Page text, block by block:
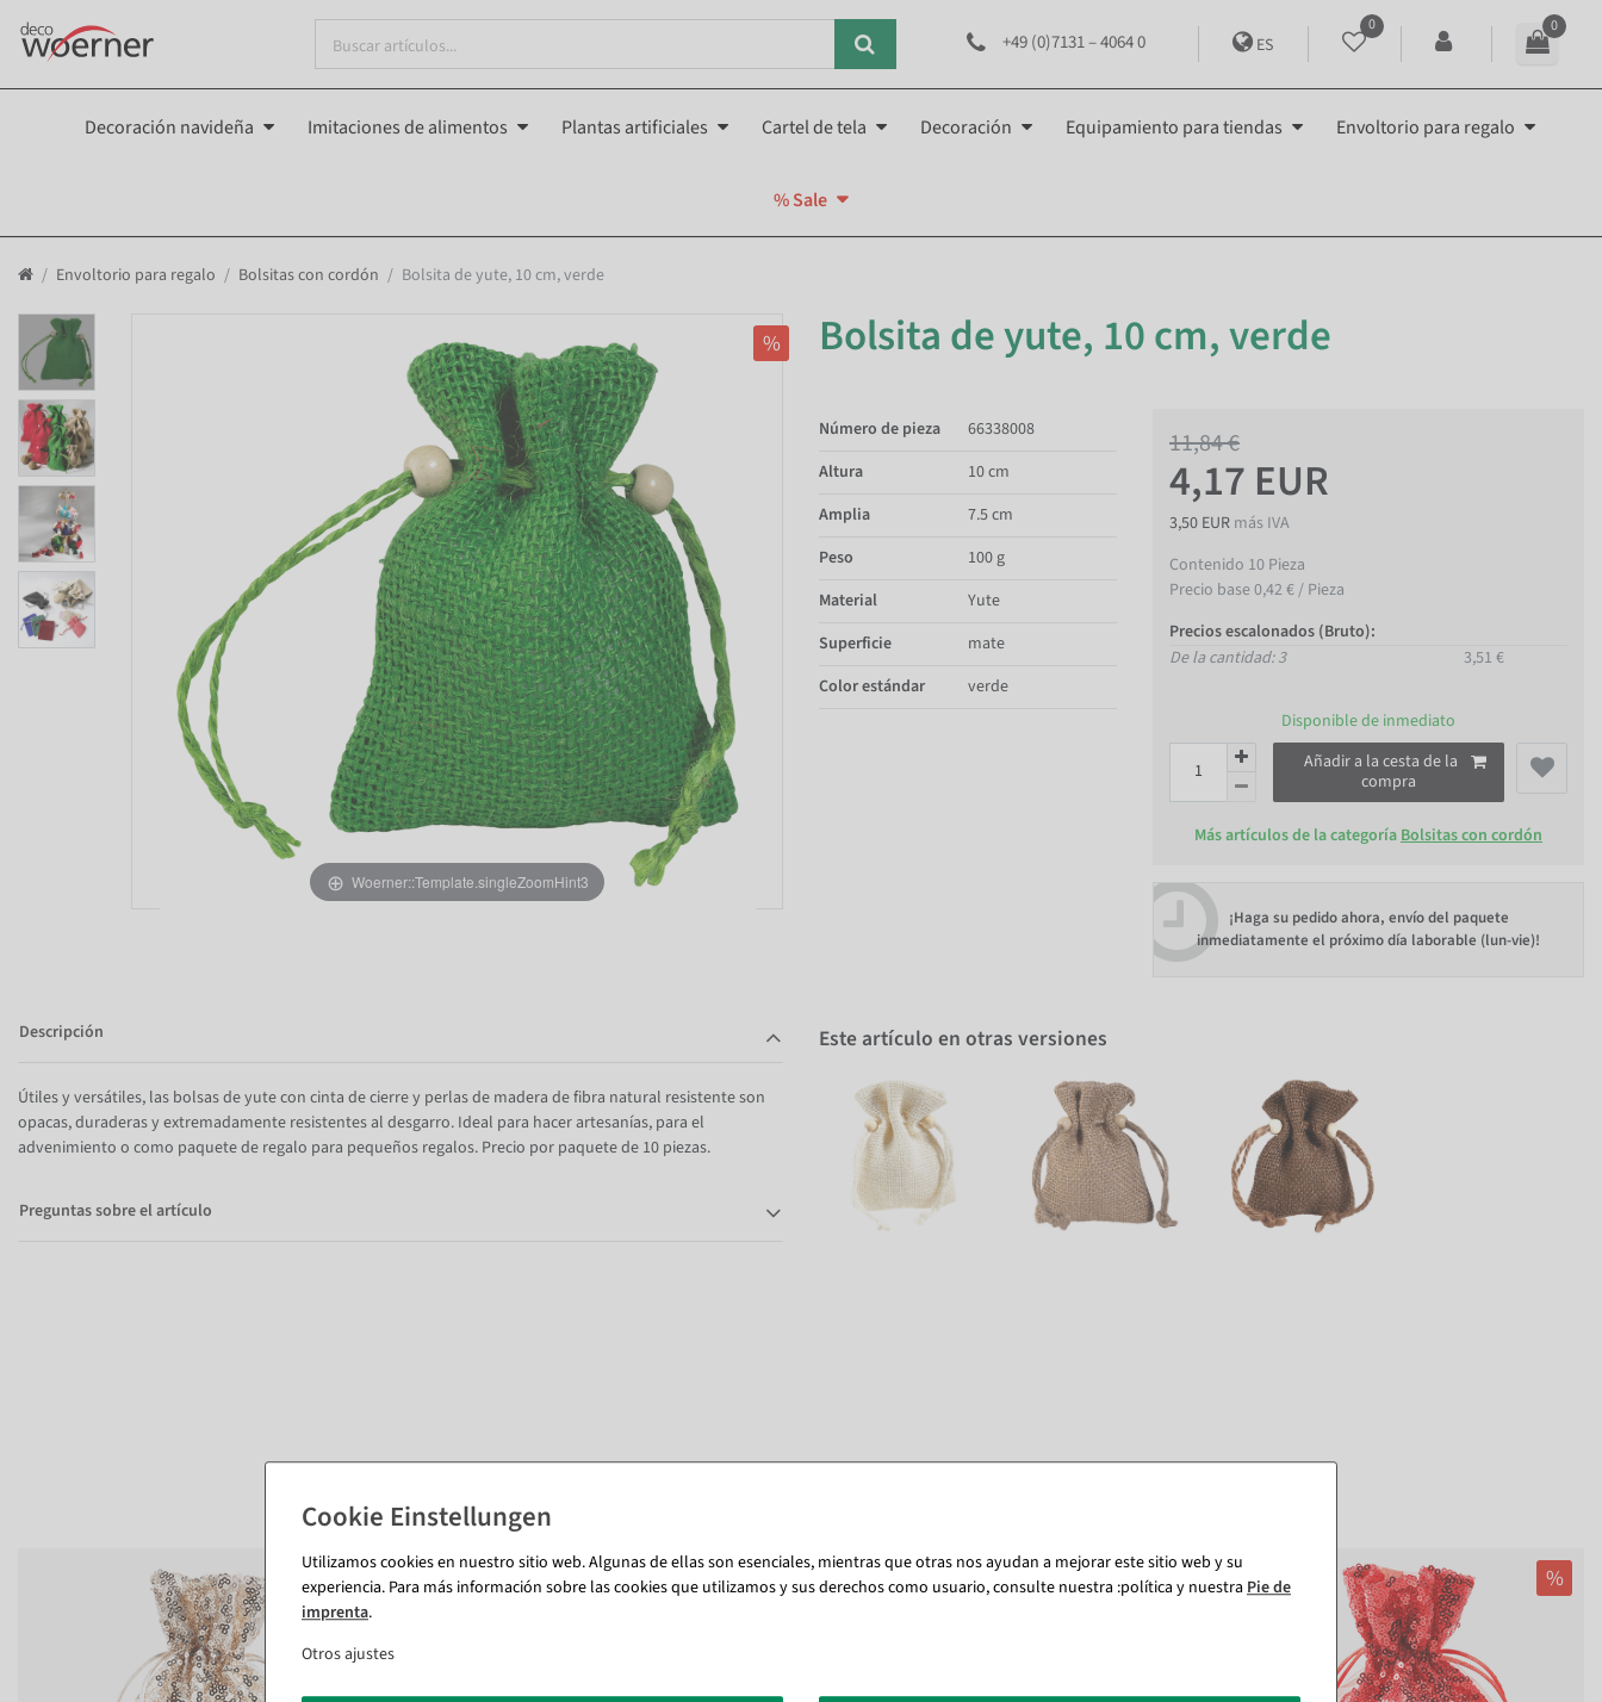
+49 (0)7131 – 4064 0 ES
0 0
Decoración navideña Imitaciones de alimentos Plantas artificiales Cartel de tela Decoración Equipamiento para tiendas Envoltorio para regalo
% Sale
Envoltorio para regalo Bolsitas con cordón Bolsita de yute, 10 cm, verde
Woerner::Template.singleZoomHint3
% Bolsita de yute, 10 cm, verde
11,84 €
4,17 EUR
3,50 EUR más IVA
Contenido 10 Pieza
Precio base0,42 € / Pieza
Precios escalonados (Bruto):
De la cantidad: 3
3,51 €
Disponible de inmediato
Añadir a la cesta de la
compra
Más artículos de la categoría Bolsitas con cordón
¡Haga su pedido ahora, envío del paquete
inmediatamente el próximo día laborable (lun-vie)!
Número de pieza
66338008
Altura
10 cm
Amplia
7.5 cm
Peso
100 g
Material
Yute
Superficie
mate
Color estándar
verde
Descripción
Útiles y versátiles, las bolsas de yute con cinta de cierre y perlas de madera de fibra natural resistente son
opacas, duraderas y extremadamente resistentes al desgarro. Ideal para hacer artesanías, para el
advenimiento o como paquete de regalo para pequeños regalos. Precio por paquete de 10 piezas.
Preguntas sobre el artículo
Este artículo en otras versiones
% % % %
Utilizamos cookies en nuestro sitio web. Algunas de ellas son esenciales, mientras que otras nos ayudan a mejorar este sitio web y su
experiencia. Para más información sobre las cookies que utilizamos y sus derechos como usuario, consulte nuestra :política y nuestra Pie de
imprenta.
Otros ajustes